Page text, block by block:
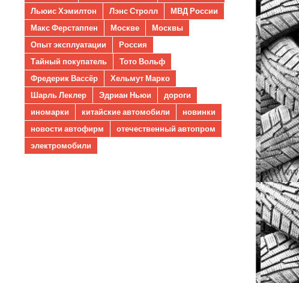
Льюис Хэмилтон
Лэнс Стролл
МВД России
Макс Ферстаппен
Москве
Москвы
Опыт эксплуатации
Россия
Тайный покупатель
Тото Вольф
Фредерик Вассёр
Хельмут Марко
Шарль Леклер
Эдриан Ньюи
дороги
иномарки
китайские автомобили
новинки
новости автофирм
отечественный автопром
электромобили